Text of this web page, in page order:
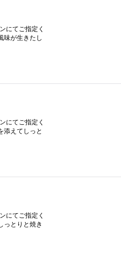
にてご指定く
味が生きたし
にてご指定く
添えてしっと
にてご指定く
っとりと焼き